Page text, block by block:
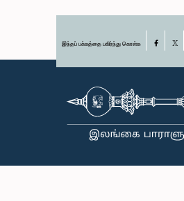
இந்தப் பக்கத்தை பகிர்ந்து கொள்க Facebook